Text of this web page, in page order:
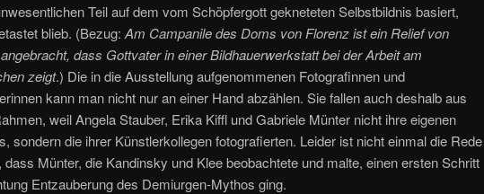
Teil auf dem vom Schöpfergott gekneteten Selbstbildnis basiert,
blieb. (Bezug: Am Campanile des Doms von Florenz ist ein Relief von
dass Gottvater in einer Bildhauerwerkstatt bei der Arbeit am
zeigt.) Die in die Ausstellung aufgenommenen Fotografinnen und
kann man nicht nur an einer Hand abzählen. Sie fallen auch deshalb aus
weil Angela Stauber, Erika Kiffl und Gabriele Münter nicht ihre eigenen
sondern die ihrer Künstlerkollegen fotografierten. Leider ist nicht einmal die Rede
dass Münter, die Kandinsky und Klee beobachtete und malte, einen ersten Schritt
Entzauberung des Demiurgen-Mythos ging.